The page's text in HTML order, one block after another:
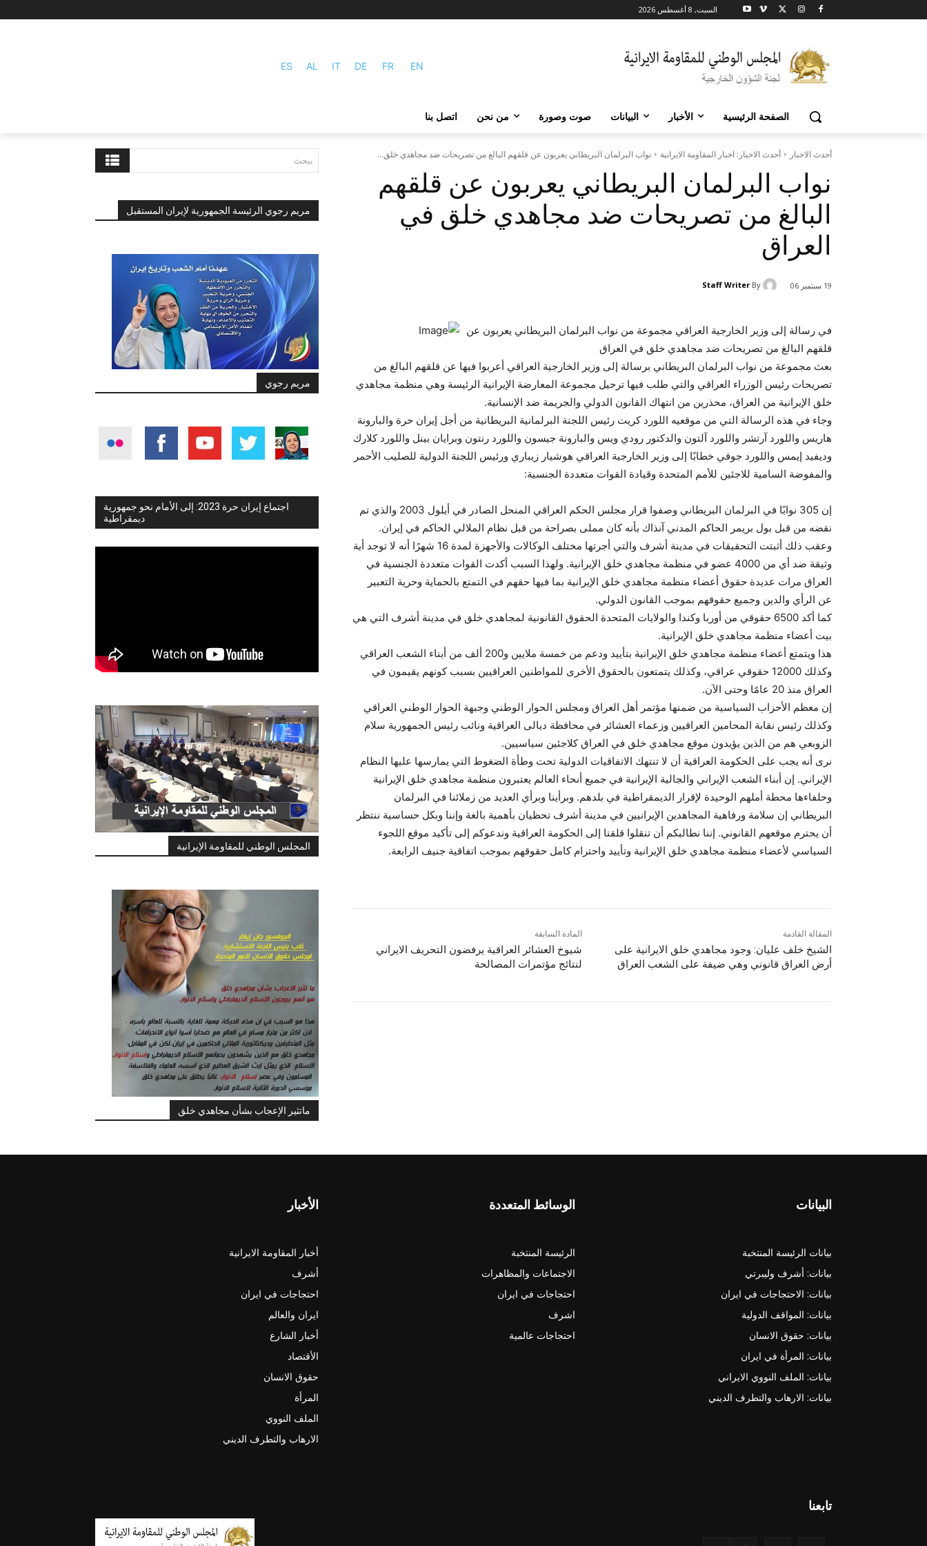
السبت, 8 أغسطس 2026
ES AL IT DE FR EN
الصفحة الرئيسية الأخبار البيانات صوت وصورة من نحن اتصل بنا
يبحث
مريم رجوي الرئيسة الجمهورية لإيران المستقبل
مريم رجوي
اجتماع إيران حرة 2023: إلى الأمام نحو جمهورية
ديمقراطية
المجلس الوطني للمقاومة الإيرانية
ماتثير الإعجاب بشأن مجاهدي خلق
أحدث الاخبار أحدث الاخبار: اخبار المقاومة الايرانية نواب البرلمان البريطاني يعربون عن قلقهم البالغ من تصريحات ضد مجاهدي خلق...
نواب البرلمان البريطاني يعربون عن قلقهم
البالغ من تصريحات ضد مجاهدي خلق في
العراق
19 سبتمبر 06 By
Staff Writer
في رسالة إلى وزير الخارجية العراقي مجموعة من نواب البرلمان البريطاني يعربون عن
قلقهم البالغ من تصريحات ضد مجاهدي خلق في العراق
بعث مجموعة من نواب البرلمان البريطاني برسالة إلى وزير الخارجية العراقي أعربوا فيها عن قلقهم البالغ من
تصريحات رئيس الوزراء العراقي والتي طلب فيها ترحيل مجموعة المعارضة الإيرانية الرئيسة وهي منظمة مجاهدي
خلق الإيرانية من العراق، محذرين من انتهاك القانون الدولي والجريمة ضد الإنسانية.
وجاء في هذه الرسالة التي من موقعيه اللورد كريت رئيس اللجنة البرلمانية البريطانية من أجل إيران حرة والبارونة
هاريس واللورد آرتشر واللورد آلتون والدكتور رودي ويس والبارونة جيسون واللورد رنتون وبرايان بينل واللورد كلارك
وديفيد إيمس واللورد جوفي خطابًا إلى وزير الخارجية العراقي هوشيار زيباري ورئيس اللجنة الدولية للصليب الأحمر
والمفوضة السامية للاجئين للأمم المتحدة وقيادة القوات متعددة الجنسية:
إن 305 نوابًا في البرلمان البريطاني وصفوا قرار مجلس الحكم العراقي المنحل الصادر في أيلول 2003 والذي تم
نقضه من قبل بول بريمر الحاكم المدني آنذاك بأنه كان مملى بصراحة من قبل نظام الملالي الحاكم في إيران.
وعقب ذلك أثبتت التحقيقات في مدينة أشرف والتي أجرتها مختلف الوكالات والأجهزة لمدة 16 شهرًا أنه لا توجد أية
وثيقة ضد أي من 4000 عضو في منظمة مجاهدي خلق الإيرانية. ولهذا السبب أكدت القوات متعددة الجنسية في
العراق مرات عديدة حقوق أعضاء منظمة مجاهدي خلق الإيرانية بما فيها حقهم في التمتع بالحماية وحرية التعبير
عن الرأي والدين وجميع حقوقهم بموجب القانون الدولي.
كما أكد 6500 حقوقي من أوربا وكندا والولايات المتحدة الحقوق القانونية لمجاهدي خلق في مدينة أشرف التي هي
بيت أعضاء منظمة مجاهدي خلق الإيرانية.
هذا ويتمتع أعضاء منظمة مجاهدي خلق الإيرانية بتأييد ودعم من خمسة ملايين و200 ألف من أبناء الشعب العراقي
وكذلك 12000 حقوقي عراقي، وكذلك يتمتعون بالحقوق الأخرى للمواطنين العراقيين بسبب كونهم يقيمون في
العراق منذ 20 عامًا وحتى الآن.
إن معظم الأحزاب السياسية من ضمنها مؤتمر أهل العراق ومجلس الحوار الوطني وجبهة الحوار الوطني العراقي
وكذلك رئيس نقابة المحامين العراقيين وزعماء العشائر في محافظة ديالى العراقية ونائب رئيس الجمهورية سلام
الزوبعي هم من الذين يؤيدون موقع مجاهدي خلق في العراق كلاجئين سياسيين.
نرى أنه يجب على الحكومة العراقية أن لا تنتهك الاتفاقيات الدولية تحت وطأة الضغوط التي يمارسها عليها النظام
الإيراني. إن أبناء الشعب الإيراني والجالية الإيرانية في جميع أنحاء العالم يعتبرون منظمة مجاهدي خلق الإيرانية
وحلفاءها محطة أملهم الوحيدة لإقرار الديمقراطية في بلدهم. وبرأينا وبرأي العديد من زملائنا في البرلمان
البريطاني إن سلامة ورفاهية المجاهدين الإيرانيين في مدينة أشرف تحظيان بأهمية بالغة وإننا وبكل حساسية ننتظر
أن يحترم موقعهم القانوني. إننا نطالبكم أن تنقلوا قلقنا إلى الحكومة العراقية وندعوكم إلى تأكيد موقع اللجوء
السياسي لأعضاء منظمة مجاهدي خلق الإيرانية وتأييد واحترام كامل حقوقهم بموجب اتفاقية جنيف الرابعة.
المادة السابقة
شيوخ العشائر العراقية يرفضون التحريف الايراني
لنتائج مؤتمرات المصالحة
المقالة القادمة
الشيخ خلف عليان: وجود مجاهدي خلق الايرانية على
أرض العراق قانوني وهي ضيفة على الشعب العراق
الأخبار
أخبار المقاومة الايرانية
أشرف
احتجاجات في ايران
ايران والعالم
أخبار الشارع
الأقتصاد
حقوق الانسان
المرأة
الملف النووي
الارهاب والتطرف الديني
الوسائط المتعددة
الرئيسة المنتخبة
الاجتماعات والمظاهرات
احتجاجات في ايران
اشرف
احتجاجات عالمية
البيانات
بيانات الرئيسة المنتخبة
بيانات: أشرف وليبرتي
بيانات: الاحتجاجات في ايران
بيانات: المواقف الدولية
بيانات: حقوق الانسان
بيانات: المرأة في ايران
بيانات: الملف النووي الايراني
بيانات: الارهاب والتطرف الديني
تابعنا